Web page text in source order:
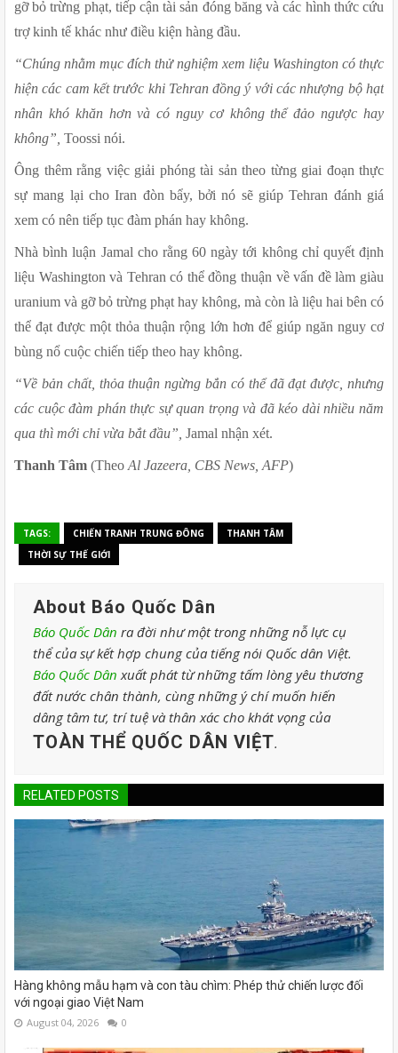
gỡ bỏ trừng phạt, tiếp cận tài sản đóng băng và các hình thức cứu
trợ kinh tế khác như điều kiện hàng đầu.
“Chúng nhằm mục đích thử nghiệm xem liệu Washington có thực
hiện các cam kết trước khi Tehran đồng ý với các nhượng bộ hạt
nhân khó khăn hơn và có nguy cơ không thể đảo ngược hay
không”, Toossi nói.
Ông thêm rằng việc giải phóng tài sản theo từng giai đoạn thực
sự mang lại cho Iran đòn bẩy, bởi nó sẽ giúp Tehran đánh giá
xem có nên tiếp tục đàm phán hay không.
Nhà bình luận Jamal cho rằng 60 ngày tới không chỉ quyết định
liệu Washington và Tehran có thể đồng thuận về vấn đề làm giàu
uranium và gỡ bỏ trừng phạt hay không, mà còn là liệu hai bên có
thể đạt được một thỏa thuận rộng lớn hơn để giúp ngăn nguy cơ
bùng nổ cuộc chiến tiếp theo hay không.
“Về bản chất, thỏa thuận ngừng bắn có thể đã đạt được, nhưng
các cuộc đàm phán thực sự quan trọng và đã kéo dài nhiều năm
qua thì mới chỉ vừa bắt đầu”, Jamal nhận xét.
Thanh Tâm (Theo Al Jazeera, CBS News, AFP)
TAGS: CHIẾN TRANH TRUNG ĐÔNG
THANH TÂM
THỜI SỰ THẾ GIỚI
About Báo Quốc Dân
Báo Quốc Dân ra đời như một trong những nỗ lực cụ
thể của sự kết hợp chung của tiếng nói Quốc dân Việt.
Báo Quốc Dân xuất phát từ những tấm lòng yêu thương
đất nước chân thành, cùng những ý chí muốn hiến
dâng tâm tư, trí tuệ và thân xác cho khát vọng của
TOÀN THỂ QUỐC DÂN VIỆT.
RELATED POSTS
Hàng không mẫu hạm và con tàu chìm: Phép thử chiến lược đối
với ngoại giao Việt Nam
August 04, 2026 0